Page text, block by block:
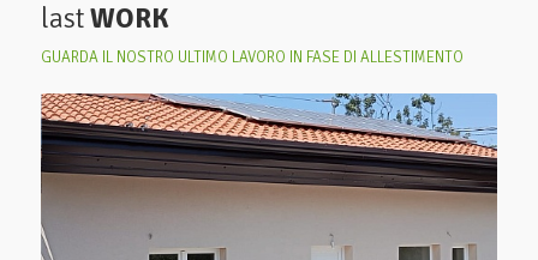
lastWORK
GUARDA IL NOSTRO ULTIMO LAVORO IN FASE DI ALLESTIMENTO